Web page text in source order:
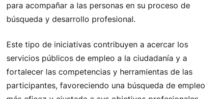
para acompañar a las personas en su proceso de
búsqueda y desarrollo profesional.
Este tipo de iniciativas contribuyen a acercar los
servicios públicos de empleo a la ciudadanía y a
fortalecer las competencias y herramientas de las
participantes, favoreciendo una búsqueda de empleo